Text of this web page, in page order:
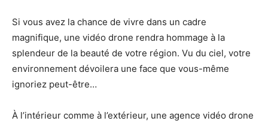
Si vous avez la chance de vivre dans un cadre
magnifique, une vidéo drone rendra hommage à la
splendeur de la beauté de votre région. Vu du ciel, votre
environnement dévoilera une face que vous-même
ignoriez peut-être…
À l’intérieur comme à l’extérieur, une agence vidéo drone